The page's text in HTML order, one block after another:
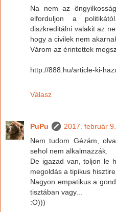
Na nem az
elforduljon a
diszkreditálni valakit az
hogy a civilek nem
Várom az érintettek
http://888.hu/article-ki-
Válasz
PuPu
2017. február
Nem tudom Gézám,
sehol nem alkalmazzák.
De igazad van, toljon le
megoldás a tipikus hisztire.
Nagyon empatikus a
tisztában vagy...
:O)))